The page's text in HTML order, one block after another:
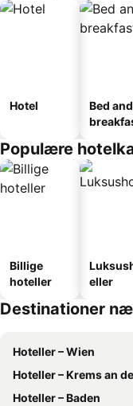
Hotel
Bed and
Populære
Billige
hoteller
eller
Destinationer
Hoteller – Wien
Hoteller – Krems an der
Hoteller – Baden